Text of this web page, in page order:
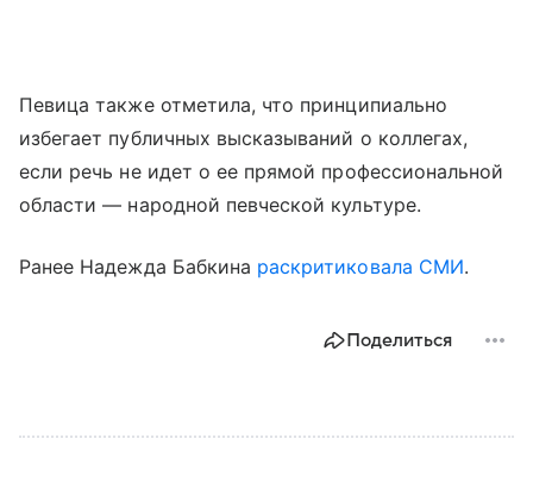
Певица также отметила, что принципиально
избегает публичных высказываний о коллегах,
если речь не идет о ее прямой профессиональной
области — народной певческой культуре.
Ранее Надежда Бабкина раскритиковала СМИ.
Поделиться